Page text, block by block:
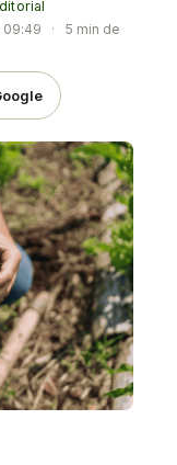
09:49 ·
5 min de